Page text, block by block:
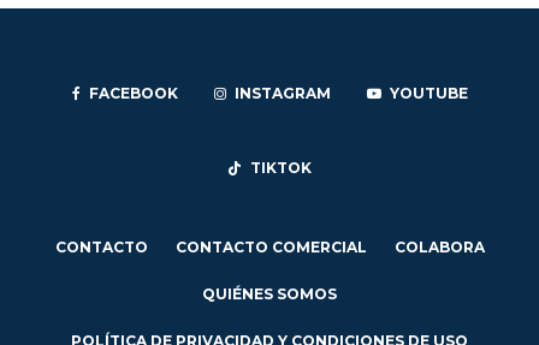
FACEBOOK INSTAGRAM YOUTUBE
TIKTOK
CONTACTO CONTACTO COMERCIAL COLABORA
QUIÉNES SOMOS
POLÍTICA DE PRIVACIDAD Y CONDICIONES DE USO